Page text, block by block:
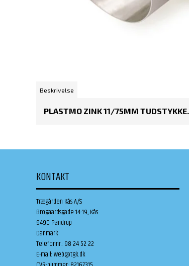
Beskrivelse
PLASTMO ZINK 11/75MM TUDSTYKKE.
KONTAKT
Trægården Kås A/S
Brogaardsgade 14-19, Kås
9490 Pandrup
Danmark
Telefonnr.: 98 24 52 22
E-mail:web@tgk.dk